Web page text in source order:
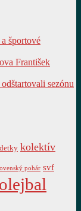
športové
František
sezónu
kolektív
pohár svf